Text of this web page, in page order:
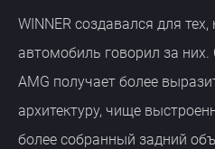
WINNER создавался для
автомобиль говорил за
AMG получает более
архитектуру, чище
более собранный задний